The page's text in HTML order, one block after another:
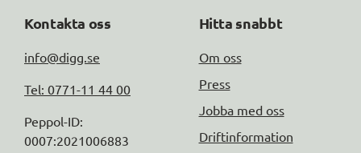
Kontakta oss
info@digg.se
Tel: 0771-11 44 00
Peppol-ID:
0007:2021006883
Hitta snabbt
Om oss
Press
Jobba med oss
Driftinformation